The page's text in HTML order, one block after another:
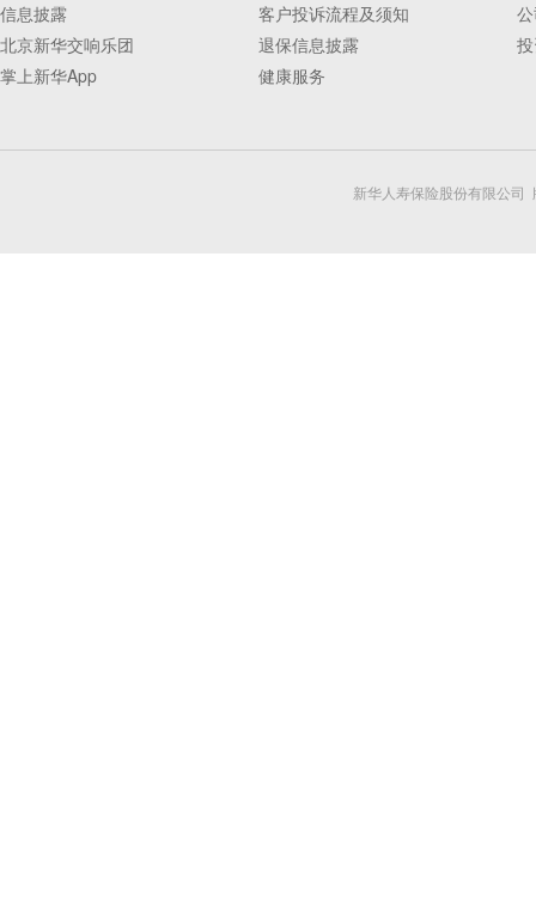
信息披露
北京新华交响乐团
掌上新华App
客户投诉流程及须知
退保信息披露
健康服务
新华人寿保险股份有限公